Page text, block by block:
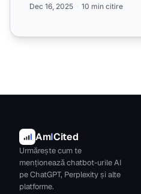
Dec 16, 2025 10 min citire
AmICited
Urmărește cum te
menționează chatbot-urile AI
pe ChatGPT, Perplexity și alte
platforme.